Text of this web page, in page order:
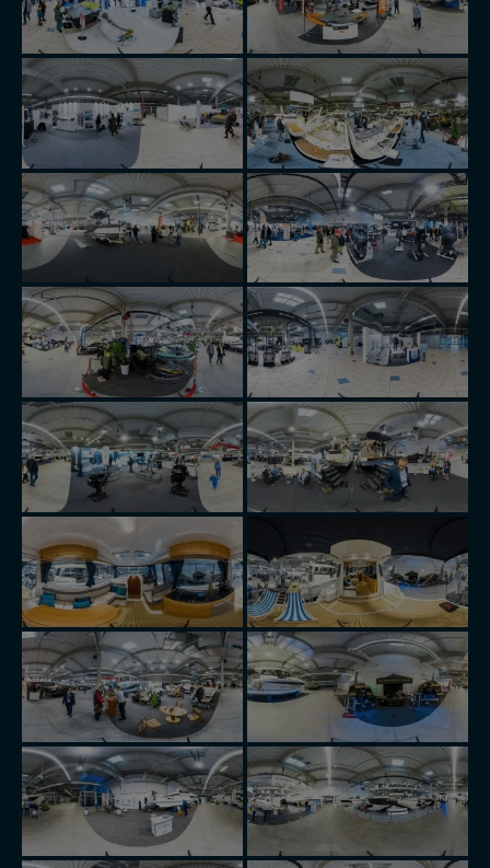
Bezpieczeństwo Twoich danych jest dla nas
priorytetowe, bez poinformowania Ciebie nie będziemy
zmieniać zakresu naszych uprawnień. Twoje dane są u
nas bezpieczne, jeśli masz wątpliwości co do naszych
intencji, zawsze możesz wycofać swoją zgodę. Więcej
informacji uzyskach w naszejPolityce Prywatności.
Klikając znak X lub przycisk PRZEJDŹ DO SERWISU
wyrażasz zgodę na przetwarzanie Twoich danych.
Nasz serwis nie wykorzystuje oraz nie udostępnia
Twoich danych innym podmiotom oraz osobom
trzecim. Wyjątkiem jest sytuacja, gdy przekazanie
Twoich danych jest elementem usługi (przekazanie
danych z formularza kontaktowego, przekazanie danych
w przypadku rezerwacji usług typu: nocleg, czartery,
itp). Więcej informacji o zasadach i funkcjonalności
serwisu wRegulaminie Serwisu.
Administratorem Twoich danych jest: Agencja
Reklamowa Kreacja Monika Borkowska, z siedzibą ul.
Wiejska 17, 11-500 Giżycko. Możesz z nami
skontaktować się za pośrednictwem tejstrony.
W każdej chwili możesz: zażądać dostępu do swoich
danych, zażądać ich poprawienia lub usunięcia,
zabronić ich przetwarzania. Pamiętaj jednak, że nie
zawsze jest możliwe techniczne zrealizowanie Twoich
praw w odniesieniu do informacji zawartych w plikach
cookies. Twoja przeglądarka umożliwia Ci skasowanie
tych plików - w pewnych przypadkach nie możemy tego
zrobić za Ciebie.
Dziękujemy, i życzmy miłego odkrywania Mazur na
nowo...